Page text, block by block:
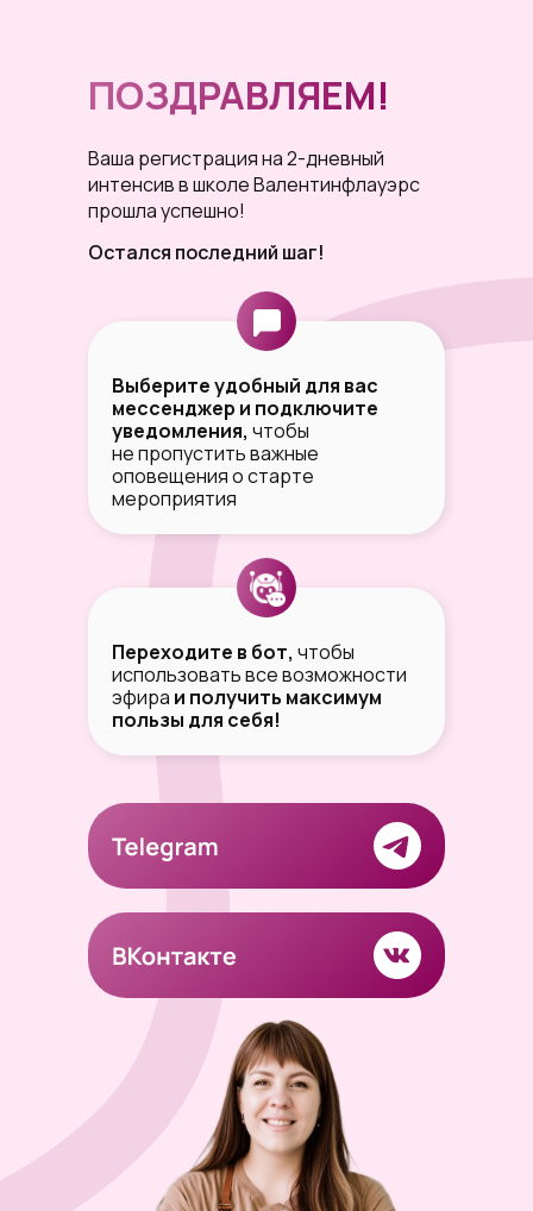
Ваша регистрация на 2-дневный
интенсив в школе Валентинфлауэрс
прошла успешно!
ПОЗДРАВЛЯЕМ!
Выберите удобный для вас
мессенджер и подключите
уведомления, чтобы
не пропустить важные
оповещения о старте
мероприятия
Переходите в бот, чтобы
использовать все возможности
эфира и получить максимум
пользы для себя!
Остался последний шаг!